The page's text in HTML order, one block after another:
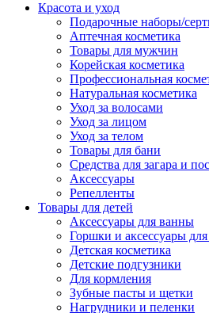
Красота и уход
Подарочные наборы/
Аптечная косметика
Товары для мужчин
Корейская косметика
Профессиональная
Натуральная косметика
Уход за волосами
Уход за лицом
Уход за телом
Товары для бани
Средства для загара и
Аксессуары
Репелленты
Товары для детей
Аксессуары для ванны
Горшки и аксессуары для
Детская косметика
Детские подгузники
Для кормления
Зубные пасты и щетки
Нагрудники и пеленки